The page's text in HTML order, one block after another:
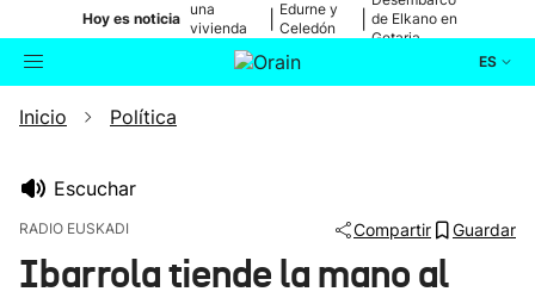
Hoy es noticia
una
vivienda
de Bilbao
Edurne y
Celedón
de Elkano en
Getaria
ES
Buscador
Inicio Política
Escuchar
RADIO EUSKADI Compartir Guardar
Ibarrola tiende la mano al